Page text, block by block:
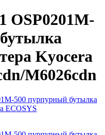
OSP0201M-
Kyocera
M6026cdn